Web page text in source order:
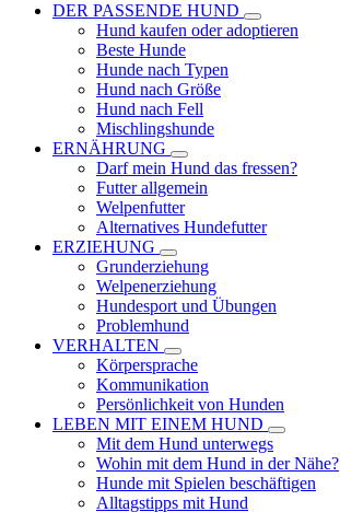
DER PASSENDE HUND
Hund kaufen oder adoptieren
Beste Hunde
Hunde nach Typen
Hund nach Größe
Hund nach Fell
Mischlingshunde
ERNÄHRUNG
Darf mein Hund das fressen?
Futter allgemein
Welpenfutter
Alternatives Hundefutter
ERZIEHUNG
Grunderziehung
Welpenerziehung
Hundesport und Übungen
Problemhund
VERHALTEN
Körpersprache
Kommunikation
Persönlichkeit von Hunden
LEBEN MIT EINEM HUND
Mit dem Hund unterwegs
Wohin mit dem Hund in der Nähe?
Hunde mit Spielen beschäftigen
Alltagstipps mit Hund